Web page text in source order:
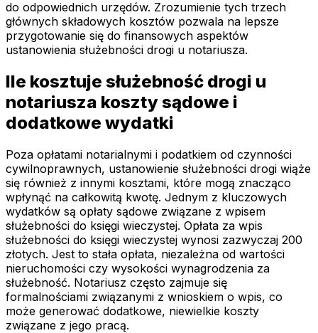
do odpowiednich urzędów. Zrozumienie tych trzech
głównych składowych kosztów pozwala na lepsze
przygotowanie się do finansowych aspektów
ustanowienia służebności drogi u notariusza.
Ile kosztuje służebność drogi u
notariusza koszty sądowe i
dodatkowe wydatki
Poza opłatami notarialnymi i podatkiem od czynności
cywilnoprawnych, ustanowienie służebności drogi wiąże
się również z innymi kosztami, które mogą znacząco
wpłynąć na całkowitą kwotę. Jednym z kluczowych
wydatków są opłaty sądowe związane z wpisem
służebności do księgi wieczystej. Opłata za wpis
służebności do księgi wieczystej wynosi zazwyczaj 200
złotych. Jest to stała opłata, niezależna od wartości
nieruchomości czy wysokości wynagrodzenia za
służebność. Notariusz często zajmuje się
formalnościami związanymi z wnioskiem o wpis, co
może generować dodatkowe, niewielkie koszty
związane z jego pracą.